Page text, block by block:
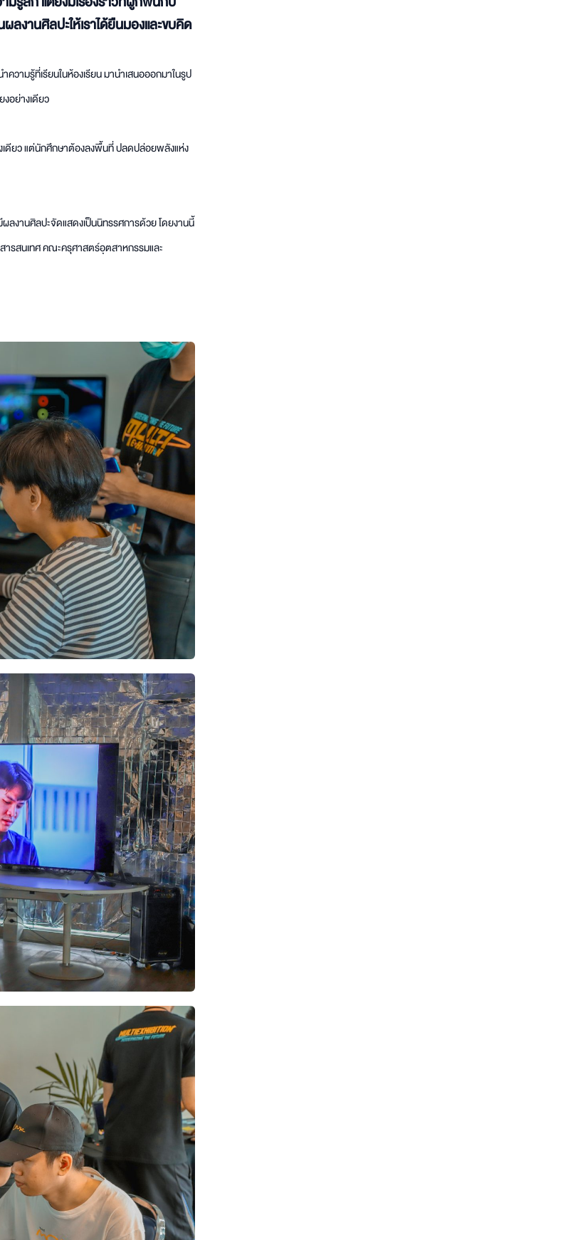
งานศิลปะให้เราได้ยืนมองและขบคิด
วามรู้ที่เรียนในห้องเรียน มานำเสนอออกมาในรูป
อย่างเดียว
เดียว แต่นักศึกษาต้องลงพื้นที่ ปลดปล่อยพลังแห่ง
งานศิลปะจัดแสดงเป็นนิทรรศการด้วย โดยงานนี้
ารสนเทศ คณะครุศาสตร์อุตสาหกรรมและ